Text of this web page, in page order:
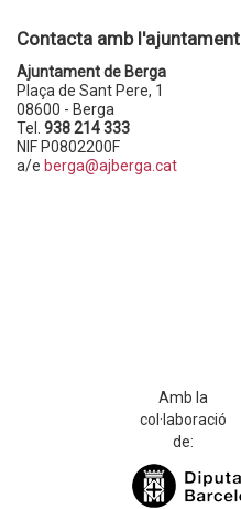
Contacta amb l'ajuntament
Ajuntament de Berga
Plaça de Sant Pere, 1
08600 - Berga
Tel. 938 214 333
NIF P0802200F
a/e berga@ajberga.cat
Amb la
col·laboració
de: